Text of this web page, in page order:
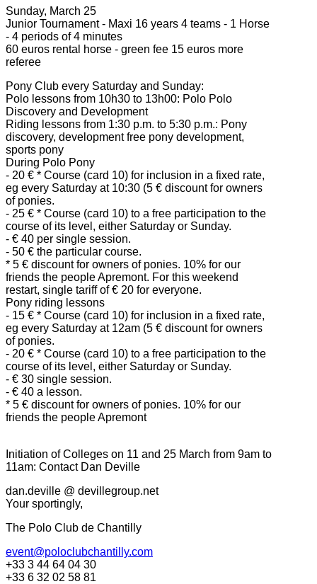
Sunday, March 25
Junior Tournament - Maxi 16 years 4 teams - 1 Horse
- 4 periods of 4 minutes
60 euros rental horse - green fee 15 euros more
referee
Pony Club every Saturday and Sunday:
Polo lessons from 10h30 to 13h00: Polo Polo
Discovery and Development
Riding lessons from 1:30 p.m. to 5:30 p.m.: Pony
discovery, development free pony development,
sports pony
During Polo Pony
- 20 € * Course (card 10) for inclusion in a fixed rate,
eg every Saturday at 10:30 (5 € discount for owners
of ponies.
- 25 € * Course (card 10) to a free participation to the
course of its level, either Saturday or Sunday.
- € 40 per single session.
- 50 € the particular course.
* 5 € discount for owners of ponies. 10% for our
friends the people Apremont. For this weekend
restart, single tariff of € 20 for everyone.
Pony riding lessons
- 15 € * Course (card 10) for inclusion in a fixed rate,
eg every Saturday at 12am (5 € discount for owners
of ponies.
- 20 € * Course (card 10) to a free participation to the
course of its level, either Saturday or Sunday.
- € 30 single session.
- € 40 a lesson.
* 5 € discount for owners of ponies. 10% for our
friends the people Apremont
Initiation of Colleges on 11 and 25 March from 9am to
11am: Contact Dan Deville
dan.deville @ devillegroup.net
Your sportingly,
The Polo Club de Chantilly
event@poloclubchantilly.com
+33 3 44 64 04 30
+33 6 32 02 58 81